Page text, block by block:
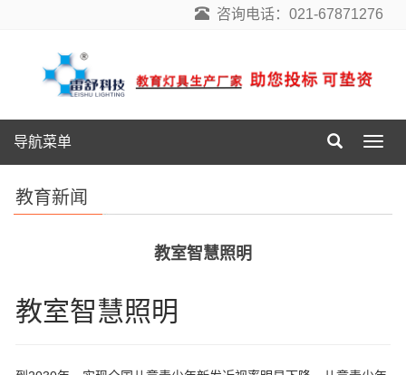
咨询电话：021-67871276
导
航
导航菜单
教育新闻
教室智慧照明
教室智慧照明